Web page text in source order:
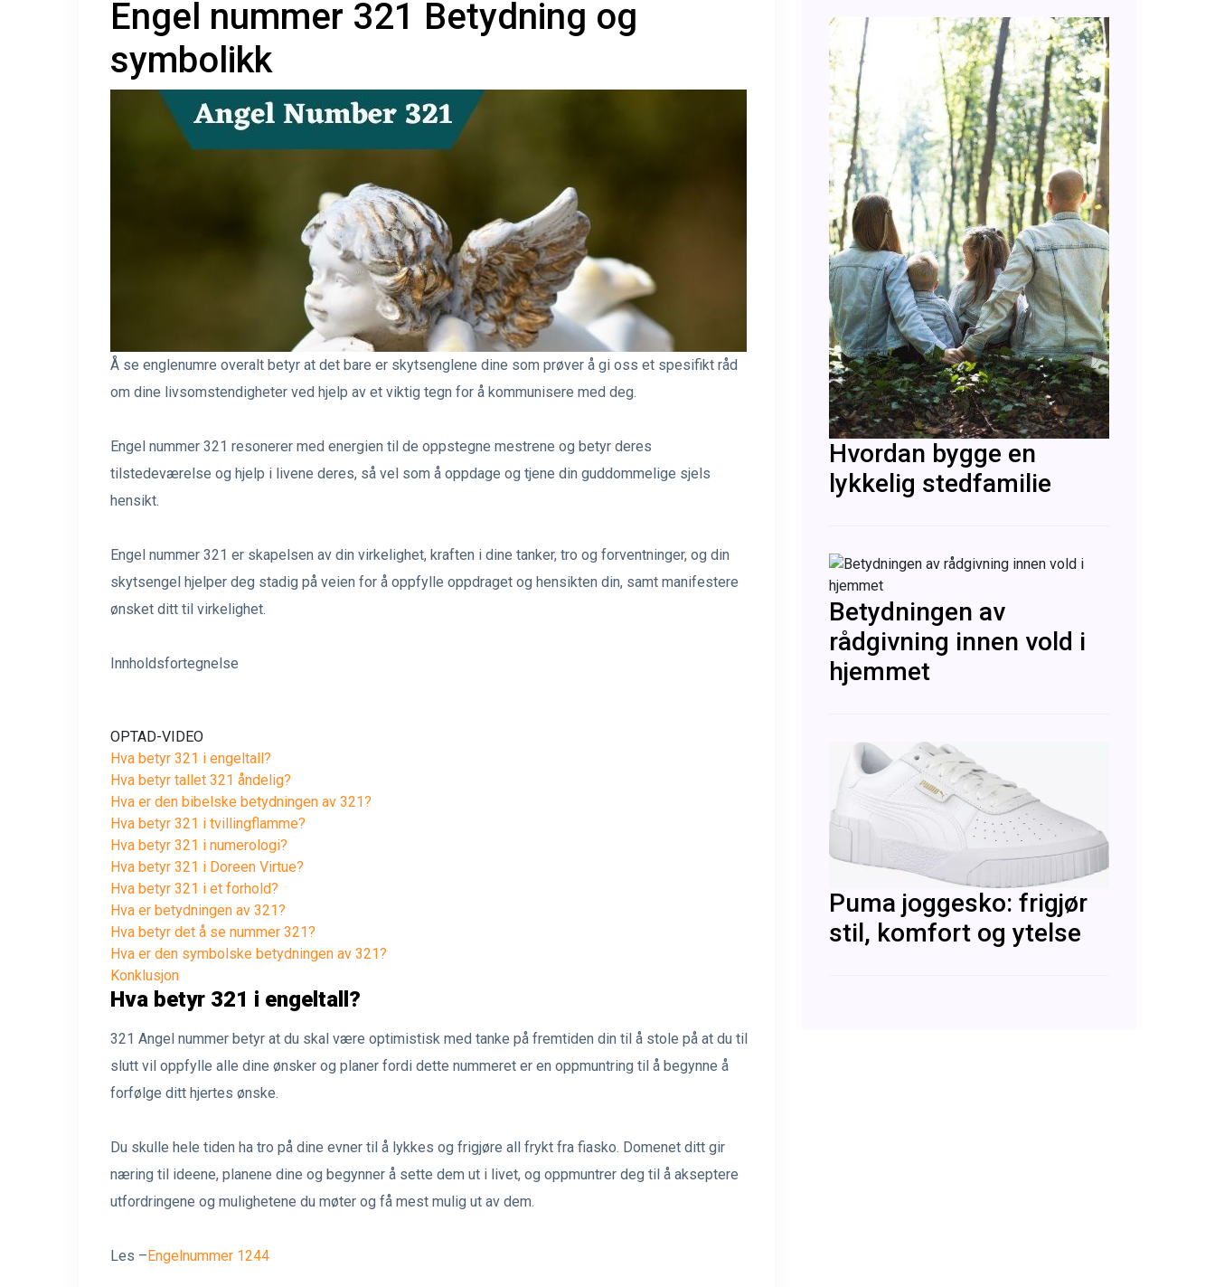
Engel nummer 321 Betydning og
symbolikk
Å se englenumre overalt betyr at det bare er skytsenglene dine som prøver å gi oss et spesifikt råd
om dine livsomstendigheter ved hjelp av et viktig tegn for å kommunisere med deg.
Engel nummer 321 resonerer med energien til de oppstegne mestrene og betyr deres
tilstedeværelse og hjelp i livene deres, så vel som å oppdage og tjene din guddommelige sjels
hensikt.
Engel nummer 321 er skapelsen av din virkelighet, kraften i dine tanker, tro og forventninger, og din
skytsengel hjelper deg stadig på veien for å oppfylle oppdraget og hensikten din, samt manifestere
ønsket ditt til virkelighet.
Innholdsfortegnelse
OPTAD-VIDEO
Hva betyr 321 i engeltall?
Hva betyr tallet 321 åndelig?
Hva er den bibelske betydningen av 321?
Hva betyr 321 i tvillingflamme?
Hva betyr 321 i numerologi?
Hva betyr 321 i Doreen Virtue?
Hva betyr 321 i et forhold?
Hva er betydningen av 321?
Hva betyr det å se nummer 321?
Hva er den symbolske betydningen av 321?
Konklusjon
Hva betyr 321 i engeltall?
321 Angel nummer betyr at du skal være optimistisk med tanke på fremtiden din til å stole på at du til
slutt vil oppfylle alle dine ønsker og planer fordi dette nummeret er en oppmuntring til å begynne å
forfølge ditt hjertes ønske.
Du skulle hele tiden ha tro på dine evner til å lykkes og frigjøre all frykt fra fiasko. Domenet ditt gir
næring til ideene, planene dine og begynner å sette dem ut i livet, og oppmuntrer deg til å akseptere
utfordringene og mulighetene du møter og få mest mulig ut av dem.
Les –Engelnummer 1244
Hvordan bygge en
lykkelig stedfamilie
Betydningen av
rådgivning innen vold i
hjemmet
Puma joggesko: frigjør
stil, komfort og ytelse